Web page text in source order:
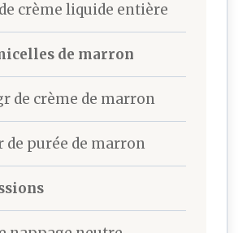
crème liquide entière
de marron
de crème de marron
de purée de marron